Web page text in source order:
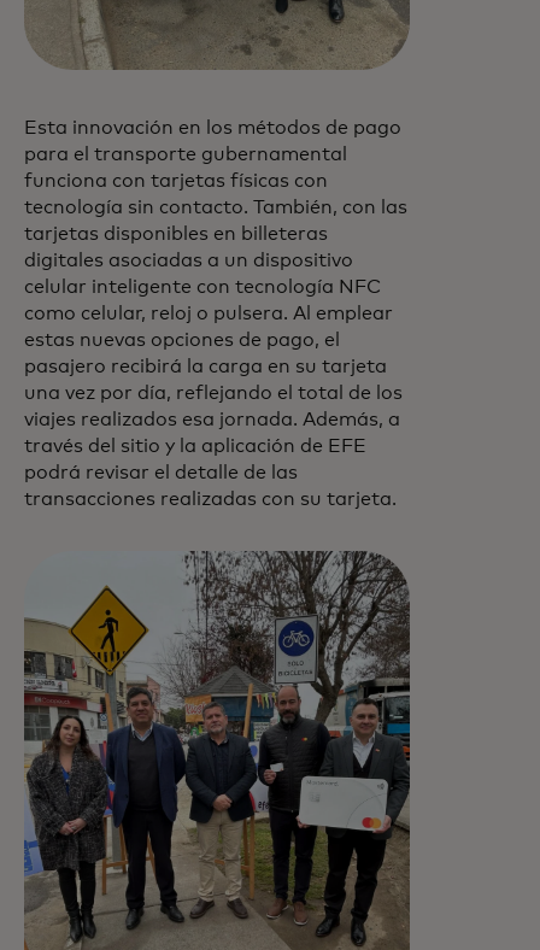
Esta innovación en los métodos de pago
para el transporte gubernamental
funciona con tarjetas físicas con
tecnología sin contacto. También, con las
tarjetas disponibles en billeteras
digitales asociadas a un dispositivo
celular inteligente con tecnología NFC
como celular, reloj o pulsera. Al emplear
estas nuevas opciones de pago, el
pasajero recibirá la carga en su tarjeta
una vez por día, reflejando el total de los
viajes realizados esa jornada. Además, a
través del sitio y la aplicación de EFE
podrá revisar el detalle de las
transacciones realizadas con su tarjeta.